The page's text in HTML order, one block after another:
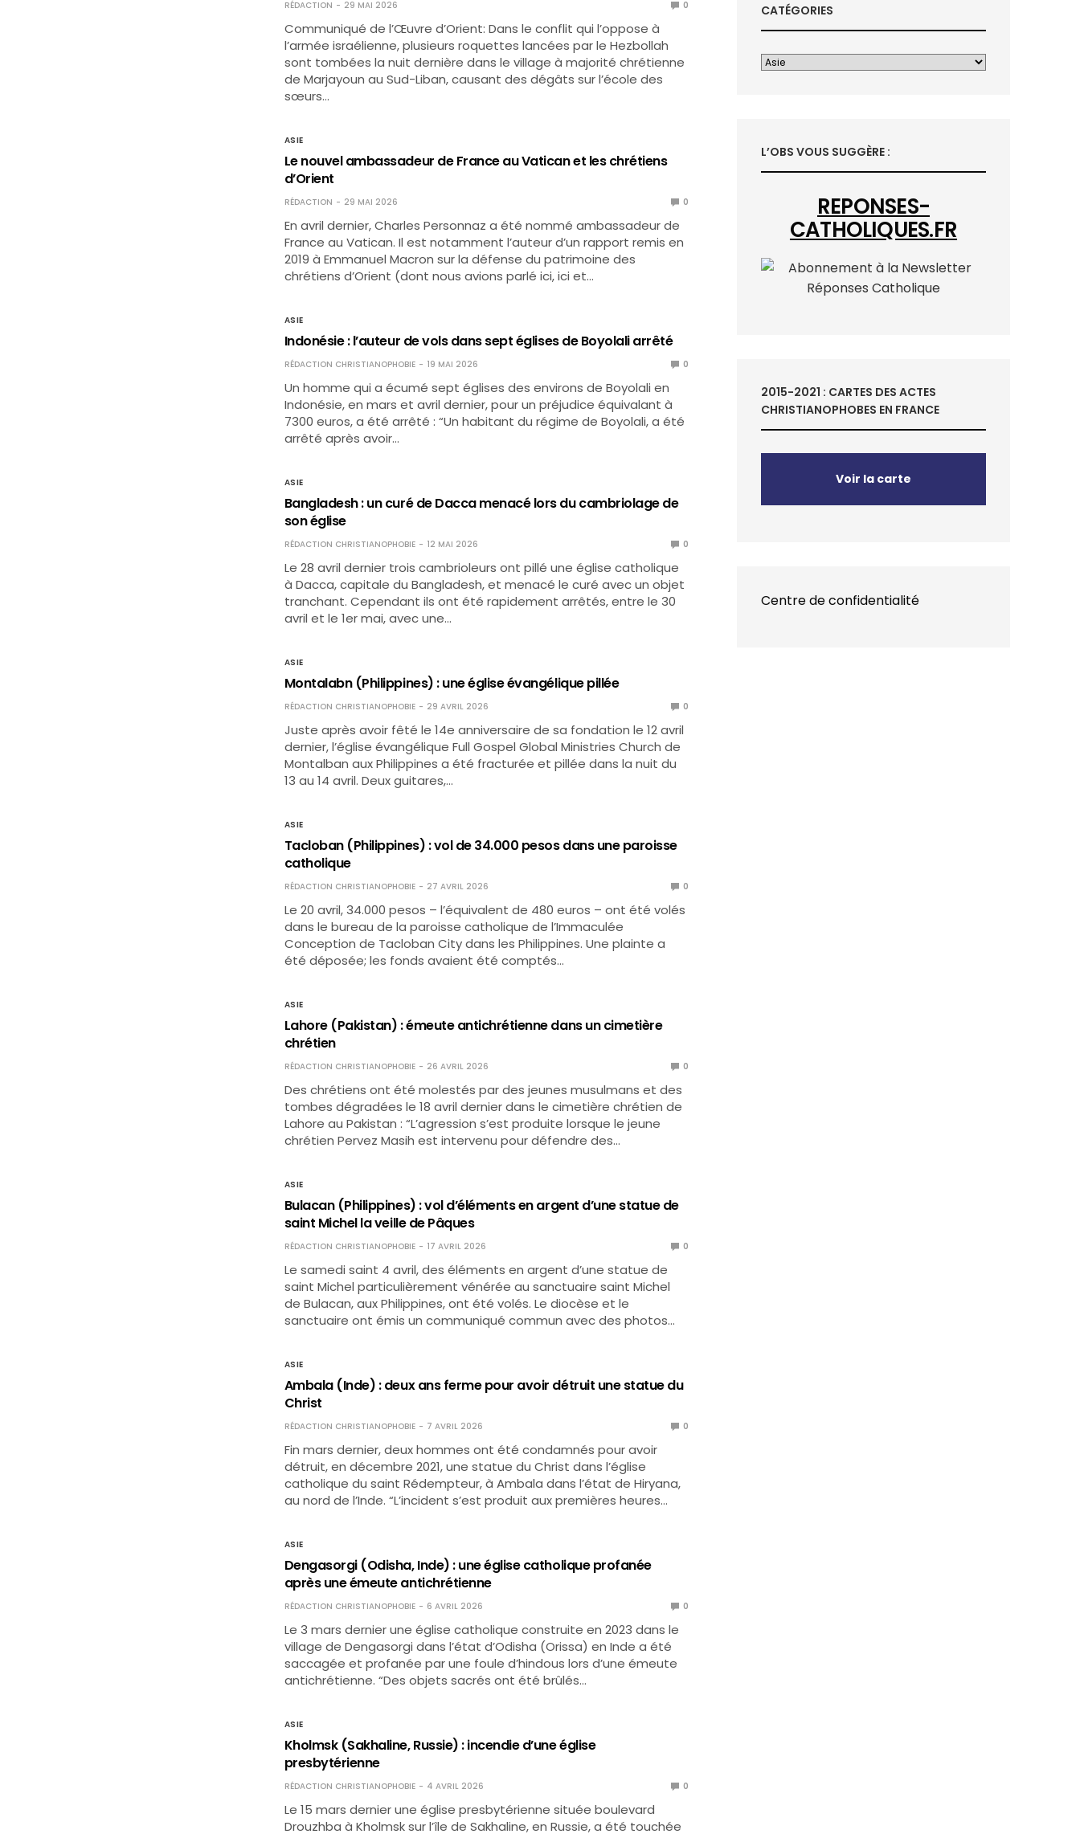
RÉDACTION 29 MAI 2026 0
Communiqué de l’Œuvre d’Orient: Dans le conflit qui l’oppose à
l’armée israélienne, plusieurs roquettes lancées par le Hezbollah
sont tombées la nuit dernière dans le village à majorité chrétienne
de Marjayoun au Sud-Liban, causant des dégâts sur l’école des
sœurs…
ASIE
Le nouvel ambassadeur de France au Vatican et les chrétiens
d’Orient
RÉDACTION 29 MAI 2026 0
En avril dernier, Charles Personnaz a été nommé ambassadeur de
France au Vatican. Il est notamment l’auteur d’un rapport remis en
2019 à Emmanuel Macron sur la défense du patrimoine des
chrétiens d’Orient (dont nous avions parlé ici, ici et…
ASIE
Indonésie : l’auteur de vols dans sept églises de Boyolali arrêté
RÉDACTION CHRISTIANOPHOBIE 19 MAI 2026 0
Un homme qui a écumé sept églises des environs de Boyolali en
Indonésie, en mars et avril dernier, pour un préjudice équivalant à
7300 euros, a été arrêté : “Un habitant du régime de Boyolali, a été
arrêté après avoir…
ASIE
Bangladesh : un curé de Dacca menacé lors du cambriolage de
son église
RÉDACTION CHRISTIANOPHOBIE 12 MAI 2026 0
Le 28 avril dernier trois cambrioleurs ont pillé une église catholique
à Dacca, capitale du Bangladesh, et menacé le curé avec un objet
tranchant. Cependant ils ont été rapidement arrêtés, entre le 30
avril et le 1er mai, avec une…
ASIE
Montalabn (Philippines) : une église évangélique pillée
RÉDACTION CHRISTIANOPHOBIE 29 AVRIL 2026 0
Juste après avoir fêté le 14e anniversaire de sa fondation le 12 avril
dernier, l’église évangélique Full Gospel Global Ministries Church de
Montalban aux Philippines a été fracturée et pillée dans la nuit du
13 au 14 avril. Deux guitares,…
ASIE
Tacloban (Philippines) : vol de 34.000 pesos dans une paroisse
catholique
RÉDACTION CHRISTIANOPHOBIE 27 AVRIL 2026 0
Le 20 avril, 34.000 pesos – l’équivalent de 480 euros – ont été volés
dans le bureau de la paroisse catholique de l’Immaculée
Conception de Tacloban City dans les Philippines. Une plainte a
été déposée; les fonds avaient été comptés…
ASIE
Lahore (Pakistan) : émeute antichrétienne dans un cimetière
chrétien
RÉDACTION CHRISTIANOPHOBIE 26 AVRIL 2026 0
Des chrétiens ont été molestés par des jeunes musulmans et des
tombes dégradées le 18 avril dernier dans le cimetière chrétien de
Lahore au Pakistan : “L’agression s’est produite lorsque le jeune
chrétien Pervez Masih est intervenu pour défendre des…
ASIE
Bulacan (Philippines) : vol d’éléments en argent d’une statue de
saint Michel la veille de Pâques
RÉDACTION CHRISTIANOPHOBIE 17 AVRIL 2026 0
Le samedi saint 4 avril, des éléments en argent d’une statue de
saint Michel particulièrement vénérée au sanctuaire saint Michel
de Bulacan, aux Philippines, ont été volés. Le diocèse et le
sanctuaire ont émis un communiqué commun avec des photos…
ASIE
Ambala (Inde) : deux ans ferme pour avoir détruit une statue du
Christ
RÉDACTION CHRISTIANOPHOBIE 7 AVRIL 2026 0
Fin mars dernier, deux hommes ont été condamnés pour avoir
détruit, en décembre 2021, une statue du Christ dans l’église
catholique du saint Rédempteur, à Ambala dans l’état de Hiryana,
au nord de l’Inde. “L’incident s’est produit aux premières heures…
ASIE
Dengasorgi (Odisha, Inde) : une église catholique profanée
après une émeute antichrétienne
RÉDACTION CHRISTIANOPHOBIE 6 AVRIL 2026 0
Le 3 mars dernier une église catholique construite en 2023 dans le
village de Dengasorgi dans l’état d’Odisha (Orissa) en Inde a été
saccagée et profanée par une foule d’hindous lors d’une émeute
antichrétienne. “Des objets sacrés ont été brûlés…
ASIE
Kholmsk (Sakhaline, Russie) : incendie d’une église
presbytérienne
RÉDACTION CHRISTIANOPHOBIE 4 AVRIL 2026 0
Le 15 mars dernier une église presbytérienne située boulevard
Drouzhba à Kholmsk sur l’île de Sakhaline, en Russie, a été touchée
CATÉGORIES
L’OBS VOUS SUGGÈRE :
REPONSES-
CATHOLIQUES.FR
2015-2021 : CARTES DES ACTES
CHRISTIANOPHOBES EN FRANCE
Voir la carte
Centre de confidentialité